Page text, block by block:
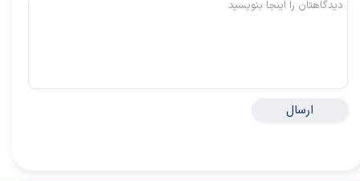
ارسال